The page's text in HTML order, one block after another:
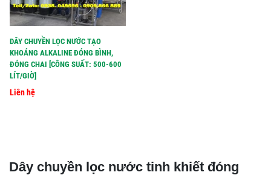
DÂY CHUYỀN LỌC NƯỚC TẠO
KHOÁNG ALKALINE ĐÓNG BÌNH,
ĐÓNG CHAI [CÔNG SUẤT: 500-600
LÍT/GIỜ]
Liên hệ
Dây chuyền lọc nước tinh khiết đóng